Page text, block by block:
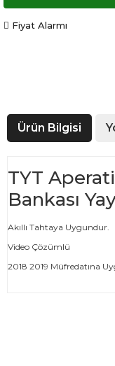
Fiyat Alarmı
Ürün Bilgisi
TYT
Bankası
Akıllı Tahtaya Uygundur.
Video Çözümlü
2018 2019 Müfredatına